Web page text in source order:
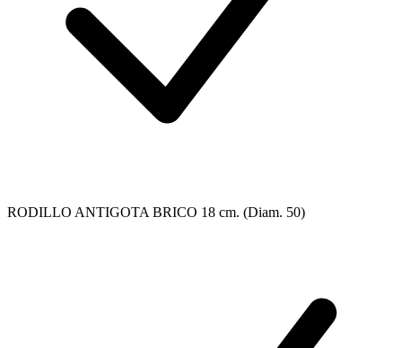
RODILLO ANTIGOTA BRICO 18 cm. (Diam. 50)